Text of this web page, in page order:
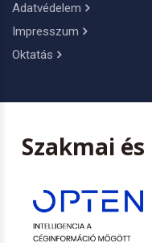
Adatvédelem
Impresszum
Oktatás
Szakmai